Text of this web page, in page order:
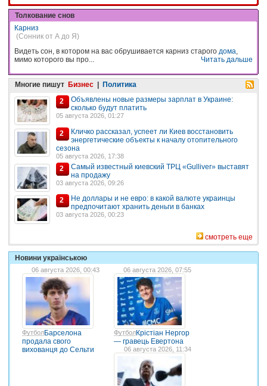
Толкование снов
Карниз
(Сонник от А до Я)
Видеть сон, в котором на вас обрушивается карниз старого дома,
мимо которого вы про...
Читать дальше
Многие пишут Бизнес
Политика
2
Объявлены новые размеры зарплат в Украине:
сколько будут платить
05 августа 2026, 01:27
2
Кличко рассказал, успеет ли Киев восстановить
энергетические объекты к началу отопительного
сезона
05 августа 2026, 17:38
2
Самый известный киевский ТРЦ «Gulliver» выставят
на продажу
03 августа 2026, 09:26
2
Не доллары и не евро: в какой валюте украинцы
предпочитают хранить деньги в банках
03 августа 2026, 00:23
смотреть еще
Новини українською
06 августа 2026, 00:43
ФутболБарселона
продала свого
вихованця до Сельти
06 августа 2026, 07:55
ФутболКрістіан Нергор
— гравець Евертона
06 августа 2026, 11:34